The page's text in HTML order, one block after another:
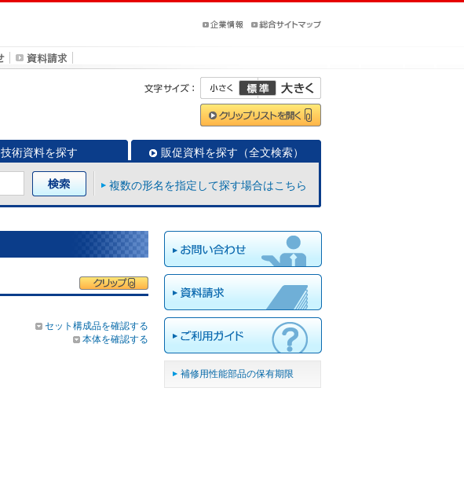
技術資料を探す 販促資料を探す（全文検索）
複数の形名を指定して探す場合はこちら
セット構成品を確認する
本体を確認する
補修用性能部品の保有期限